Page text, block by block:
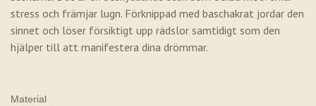
stress och främjar lugn. Förknippad med baschakrat jordar den
sinnet och löser försiktigt upp rädslor samtidigt som den
hjälper till att manifestera dina drömmar.
Material